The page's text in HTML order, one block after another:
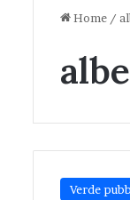
Home /
Verde